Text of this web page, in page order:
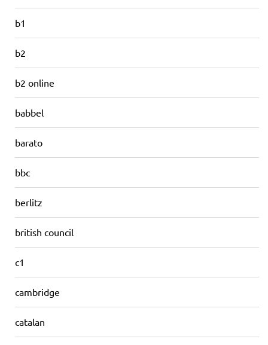
b1
b2
b2 online
babbel
barato
bbc
berlitz
british council
c1
cambridge
catalan